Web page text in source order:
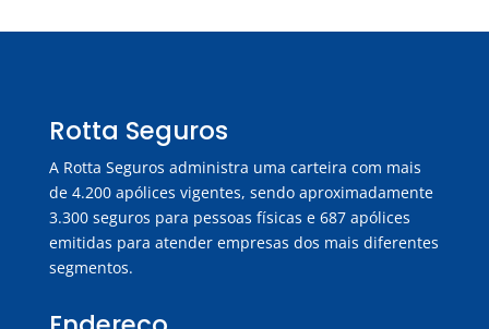
Rotta Seguros
A Rotta Seguros administra uma carteira com mais
de 4.200 apólices vigentes, sendo aproximadamente
3.300 seguros para pessoas físicas e 687 apólices
emitidas para atender empresas dos mais diferentes
segmentos.